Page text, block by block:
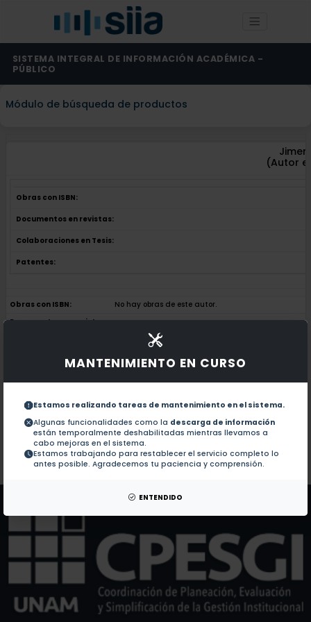
MANTENIMIENTO EN CURSO
Estamos realizando tareas de mantenimiento en el sistema.
Algunas funcionalidades como la descarga de información
están temporalmente deshabilitadas mientras llevamos a
cabo mejoras en el sistema.
Estamos trabajando para restablecer el servicio completo lo
antes posible. Agradecemos tu paciencia y comprensión.
ENTENDIDO
SISTEMA INTEGRAL DE INFORMACIÓN ACADÉMICA -
PÚBLICO
Módulo de búsqueda de productos
(Autor
Obras con ISBN:
Documentos en revistas:
Colaboraciones en Tesis:
Patentes:
Obras con ISBN:
No hay obras de este autor.
Documentos en revistas:
La Quemada: Decline and
Colaboraciones en Tesis:
No hay tesis de este autor.